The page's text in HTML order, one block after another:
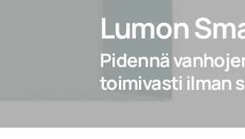
Lumon
Pidennä
toimivasti ilman